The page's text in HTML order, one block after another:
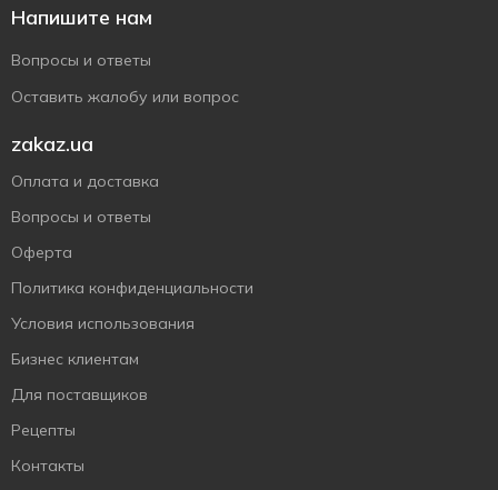
Напишите нам
Вопросы и ответы
Оставить жалобу или вопрос
zakaz.ua
Оплата и доставка
Вопросы и ответы
Оферта
Политика конфиденциальности
Условия использования
Бизнес клиентам
Для поставщиков
Рецепты
Контакты